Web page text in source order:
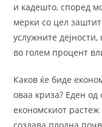
и кадешто, според
мерки со цел
услужните
во голем процент
Каков ќе биде
оваа криза? Еден од
економскиот растеж